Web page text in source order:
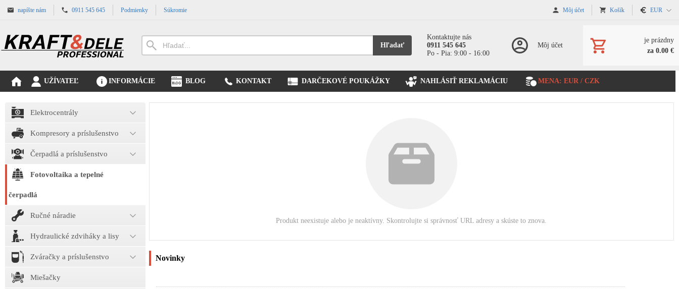
napíšte nám 0911 545 645 Podmienky Súkromie Môj účet Košík EUR
Hľadať
Kontaktujte nás
0911 545 645
Po - Pia: 9:00 - 16:00
Môj účet
je prázdny
za 0.00 €
UŽÍVATEĽ INFORMÁCIE BLOG KONTAKT DARČEKOVÉ POUKÁŽKY NAHLÁSIŤ REKLAMÁCIU MENA: EUR / CZK
Elektrocentrály
Kompresory a príslušenstvo
Čerpadlá a príslušenstvo
Fotovoltaika a tepelné
čerpadlá
Ručné náradie
Hydraulické zdviháky a lisy
Zváračky a príslušenstvo
Miešačky
Produkt neexistuje alebo je neaktívny. Skontrolujte si správnosť URL adresy a skúste to znova.
Novinky